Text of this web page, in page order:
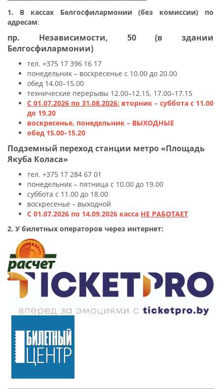
1. В кассах Белгосфилармонии (без комиссии) по
адресам:
пр. Независимости, 50 (в здании
Белгосфилармонии)
тел. +375 17 396 16 17
понедельник – воскресенье с 10.00 до 20.00
обед 14.00–15.00
технические перерывы 12.00–12.15, 17.00–17.15
С 01.07.2026 по 31.08.2026: вторник – суббота с 11.00
до 19.20
воскресенье, понедельник – ВЫХОДНЫЕ
обед 15.00–15.20
Подземный переход станции метро «Площадь
Якуба Коласа»
тел. +375 17 284 67 01
понедельник – пятница с 10.00 до 19.00
суббота с 11.00 до 18.00
воскресенье – выходной
С 01.07.2026 по 14.09.2026 касса НЕ РАБОТАЕТ
2. У билетных операторов через интернет: